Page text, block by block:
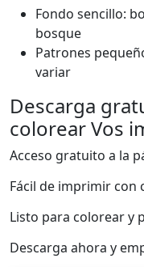
Fondo sencillo:
bosque
Patrones
variar
Descarga
colorear Vos
Acceso gratuito a la
Fácil de imprimir con
Listo para colorear y
Descarga ahora y